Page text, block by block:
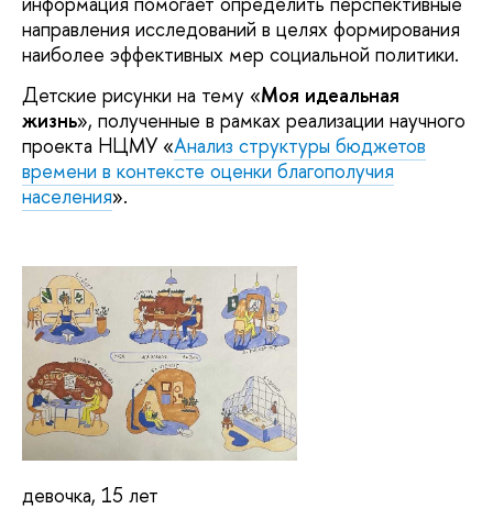
направления исследований в целях формирования
наиболее эффективных мер социальной политики.
Детские рисунки на тему «Моя идеальная
жизнь», полученные в рамках реализации научного
проекта НЦМУ «Анализ структуры бюджетов
времени в контексте оценки благополучия
населения».
девочка, 15 лет